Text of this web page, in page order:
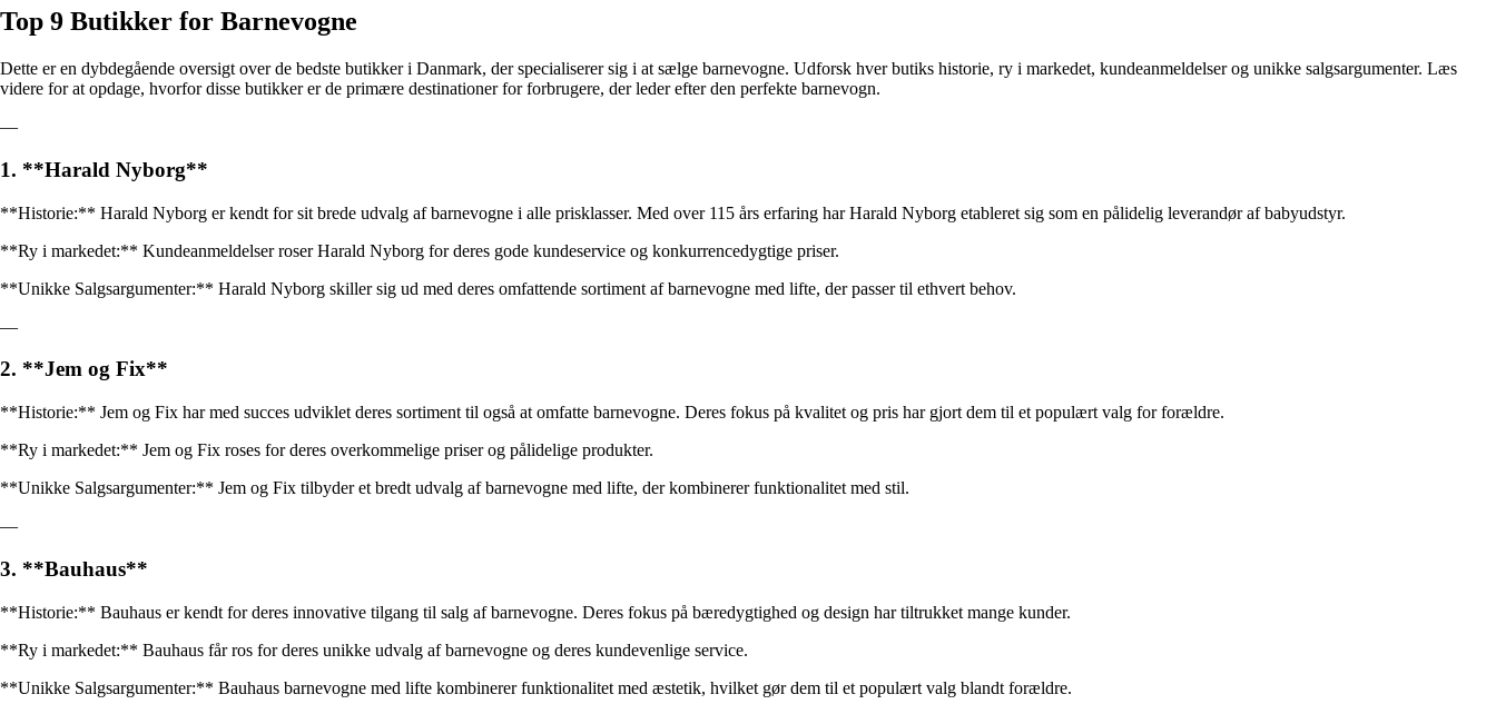
Top 9 Butikker for Barnevogne
Dette er en dybdegående oversigt over de bedste butikker i Danmark, der specialiserer sig i at sælge barnevogne. Udforsk hver butiks historie, ry i markedet, kundeanmeldelser og unikke salgsargumenter. Læs
videre for at opdage, hvorfor disse butikker er de primære destinationer for forbrugere, der leder efter den perfekte barnevogn.
—
1. **Harald Nyborg**
**Historie:** Harald Nyborg er kendt for sit brede udvalg af barnevogne i alle prisklasser. Med over 115 års erfaring har Harald Nyborg etableret sig som en pålidelig leverandør af babyudstyr.
**Ry i markedet:** Kundeanmeldelser roser Harald Nyborg for deres gode kundeservice og konkurrencedygtige priser.
**Unikke Salgsargumenter:** Harald Nyborg skiller sig ud med deres omfattende sortiment af barnevogne med lifte, der passer til ethvert behov.
—
2. **Jem og Fix**
**Historie:** Jem og Fix har med succes udviklet deres sortiment til også at omfatte barnevogne. Deres fokus på kvalitet og pris har gjort dem til et populært valg for forældre.
**Ry i markedet:** Jem og Fix roses for deres overkommelige priser og pålidelige produkter.
**Unikke Salgsargumenter:** Jem og Fix tilbyder et bredt udvalg af barnevogne med lifte, der kombinerer funktionalitet med stil.
—
3. **Bauhaus**
**Historie:** Bauhaus er kendt for deres innovative tilgang til salg af barnevogne. Deres fokus på bæredygtighed og design har tiltrukket mange kunder.
**Ry i markedet:** Bauhaus får ros for deres unikke udvalg af barnevogne og deres kundevenlige service.
**Unikke Salgsargumenter:** Bauhaus barnevogne med lifte kombinerer funktionalitet med æstetik, hvilket gør dem til et populært valg blandt forældre.